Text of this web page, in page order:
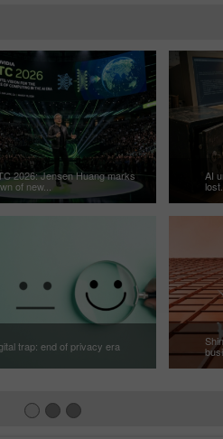
2026: Jensen Huang marks
of new...
trap: end of privacy era
AI